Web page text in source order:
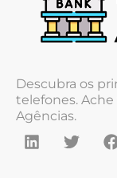
Descubra os
telefones.
Agências.